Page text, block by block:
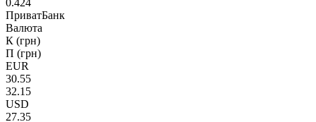
ПриватБанк
Валюта
К (грн)
П (грн)
EUR
30.55
32.15
USD
27.35